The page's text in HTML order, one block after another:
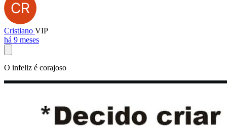
Cristiano VIP
há 9 meses
O infeliz é corajoso